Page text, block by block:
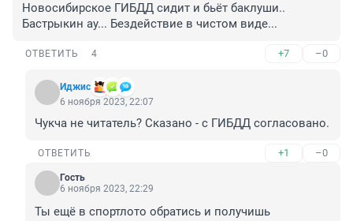
Новосибирское ГИБДД сидит и бьёт баклуши..
Бастрыкин ау... Бездействие в чистом виде...
ОТВЕТИТЬ 4 +7 –0
Иджис
6 ноября 2023, 22:07
Чукча не читатель? Сказано - с ГИБДД согласовано.
ОТВЕТИТЬ +1 –0
Гость
6 ноября 2023, 22:29
Ты ещё в спортлото обратись и получишь